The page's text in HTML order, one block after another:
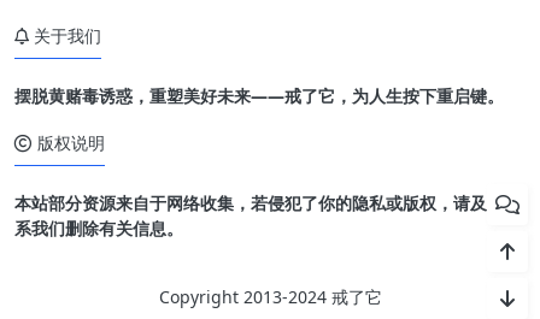
关于我们
摆脱黄赌毒诱惑，重塑美好未来——戒了它，为人生按下重启键。
版权说明
本站部分资源来自于网络收集，若侵犯了你的隐私或版权，请及时联
系我们删除有关信息。
Copyright 2013-2024 戒了它